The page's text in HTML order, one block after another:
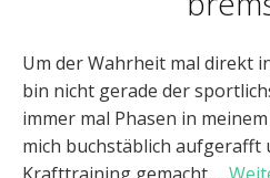
Um der Wahrheit mal direkt
bin nicht gerade der
immer mal Phasen in
mich buchstäblich aufgerafft